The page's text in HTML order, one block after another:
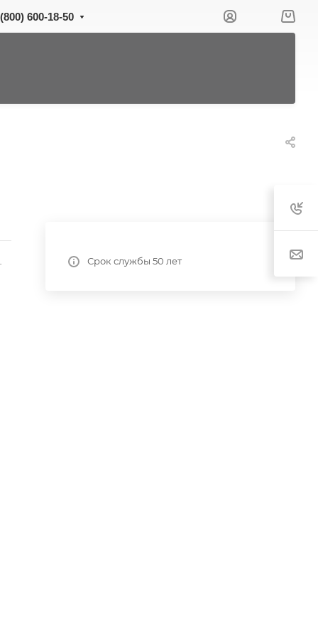
600-18-50
Срок службы 50 лет